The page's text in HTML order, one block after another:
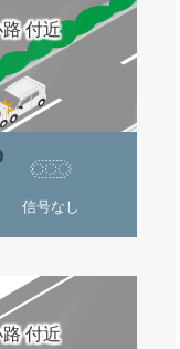
付近
信号なし
付近